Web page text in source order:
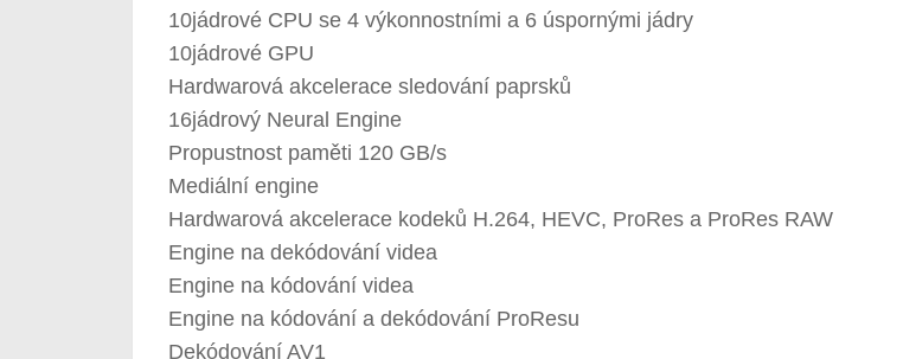
10jádrové CPU se 4 výkonnostními a 6 úspornými jádry
10jádrové GPU
Hardwarová akcelerace sledování paprsků
16jádrový Neural Engine
Propustnost paměti 120 GB/s
Mediální engine
Hardwarová akcelerace kodeků H.264, HEVC, ProRes a ProRes RAW
Engine na dekódování videa
Engine na kódování videa
Engine na kódování a dekódování ProResu
Dekódování AV1